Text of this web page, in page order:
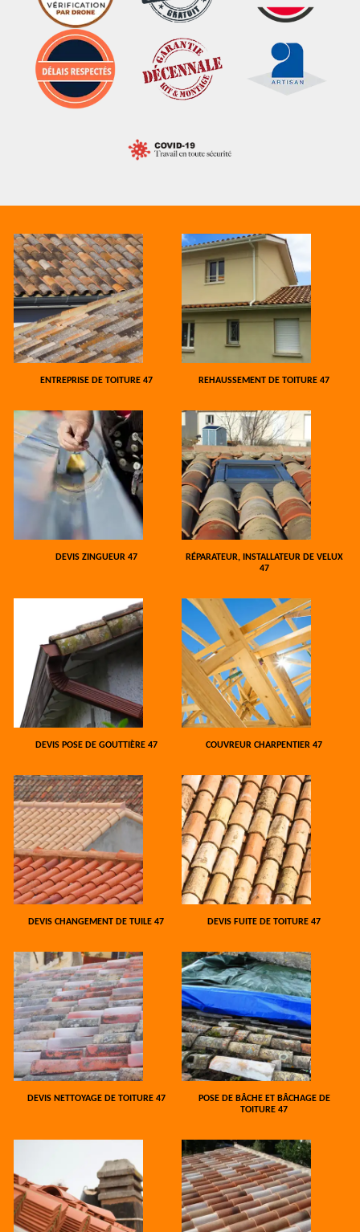
ENTREPRISE DE TOITURE 47 REHAUSSEMENT DE TOITURE 47
DEVIS ZINGUEUR 47
RÉPARATEUR, INSTALLATEUR DE VELUX
47
DEVIS POSE DE GOUTTIÈRE 47 COUVREUR CHARPENTIER 47
DEVIS CHANGEMENT DE TUILE 47 DEVIS FUITE DE TOITURE 47
DEVIS NETTOYAGE DE TOITURE 47
POSE DE BÂCHE ET BÂCHAGE DE
TOITURE 47